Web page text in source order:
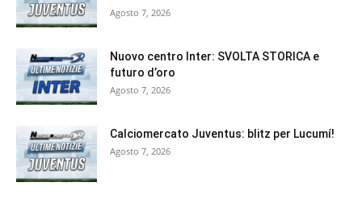
Agosto 7, 2026
Nuovo centro Inter: SVOLTA STORICA e
futuro d’oro
Agosto 7, 2026
Calciomercato Juventus: blitz per Lucumí!
Agosto 7, 2026